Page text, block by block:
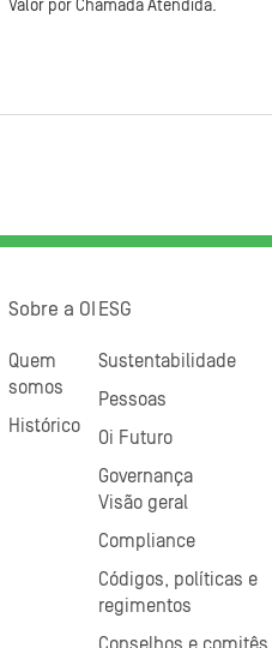
Valor por Chamada Atendida.
Sobre a OI
Quem
somos
Histórico
ESG
Sustentabilidade
Pessoas
Oi Futuro
Governança
Visão geral
Compliance
Códigos, políticas e
regimentos
Conselhos e comitês